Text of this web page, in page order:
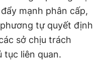
mạnh phân cấp,
tự quyết định
sở chịu trách
tục liên quan.